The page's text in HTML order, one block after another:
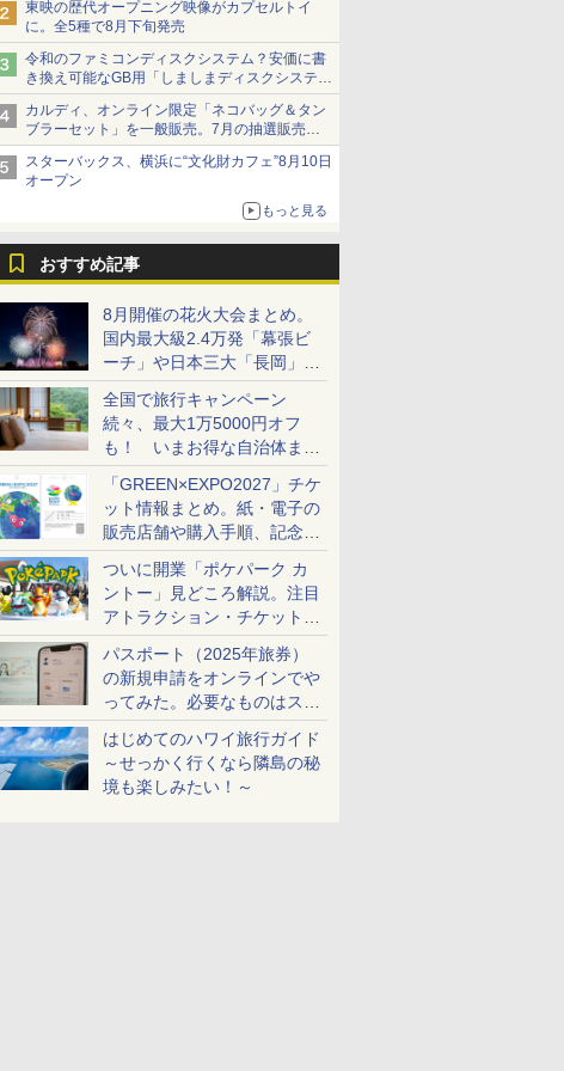
東映の歴代オープニング映像がカプセルトイ
に。全5種で8月下旬発売
令和のファミコンディスクシステム？安価に書
き換え可能なGB用「しましまディスクシステ
ム」
カルディ、オンライン限定「ネコバッグ＆タン
ブラーセット」を一般販売。7月の抽選販売の
当選無効分
スターバックス、横浜に“文化財カフェ”8月10日
オープン
もっと見る
おすすめ記事
8月開催の花火大会まとめ。
国内最大級2.4万発「幕張ビ
ーチ」や日本三大「長岡」な
ど大型イベント目白押し！
全国で旅行キャンペーン
続々、最大1万5000円オフ
も！ いまお得な自治体まと
め
「GREEN×EXPO2027」チケ
ット情報まとめ。紙・電子の
販売店舗や購入手順、記念チ
ケットも解説
ついに開業「ポケパーク カ
ントー」見どころ解説。注目
アトラクション・チケット手
配・来場前に必要な準備は？
パスポート（2025年旅券）
の新規申請をオンラインでや
ってみた。必要なものはスマ
ホとマイナカードのみ
はじめてのハワイ旅行ガイド
～せっかく行くなら隣島の秘
境も楽しみたい！～